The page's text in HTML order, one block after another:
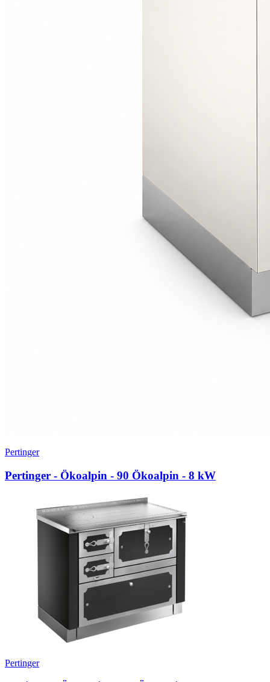
Pertinger
Pertinger - Ökoalpin - 90 Ökoalpin - 8 kW
Pertinger